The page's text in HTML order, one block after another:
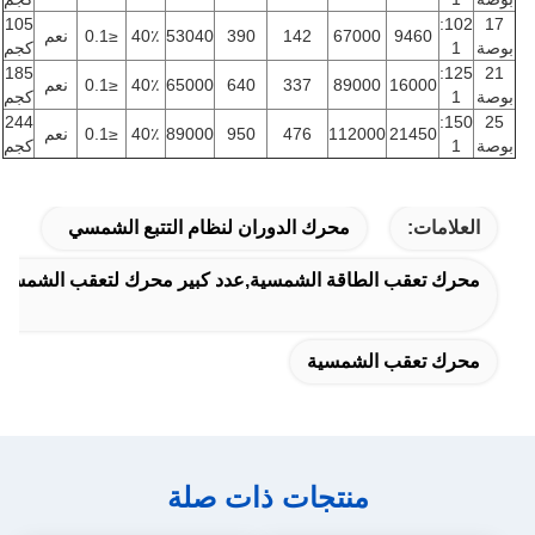
17
بوصة
102:
9460
67000
142
390
53040 40٪ ≤0.1 نعم
105
كجم
21
بوصة
125:
16000
89000
337
640
65000 40٪ ≤0.1 نعم
185
كجم
25
بوصة
150:
21450
112000
476
950
89000 40٪ ≤0.1 نعم
244
كجم
العلامات: محرك الدوران لنظام التتبع الشمسي
محرك تعقب الطاقة الشمسية,عدد كبير محرك لتعقب الشمسية
محرك تعقب الشمسية
منتجات ذات صلة